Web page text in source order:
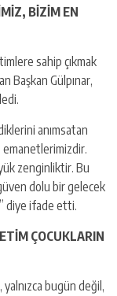
BİZİM EN
sahip çıkmak
Başkan Gülpınar,
anımsatan
emanetlerimizdir.
zenginliktir. Bu
dolu bir gelecek
diye ifade etti.
ÇOCUKLARIN
bugün değil,